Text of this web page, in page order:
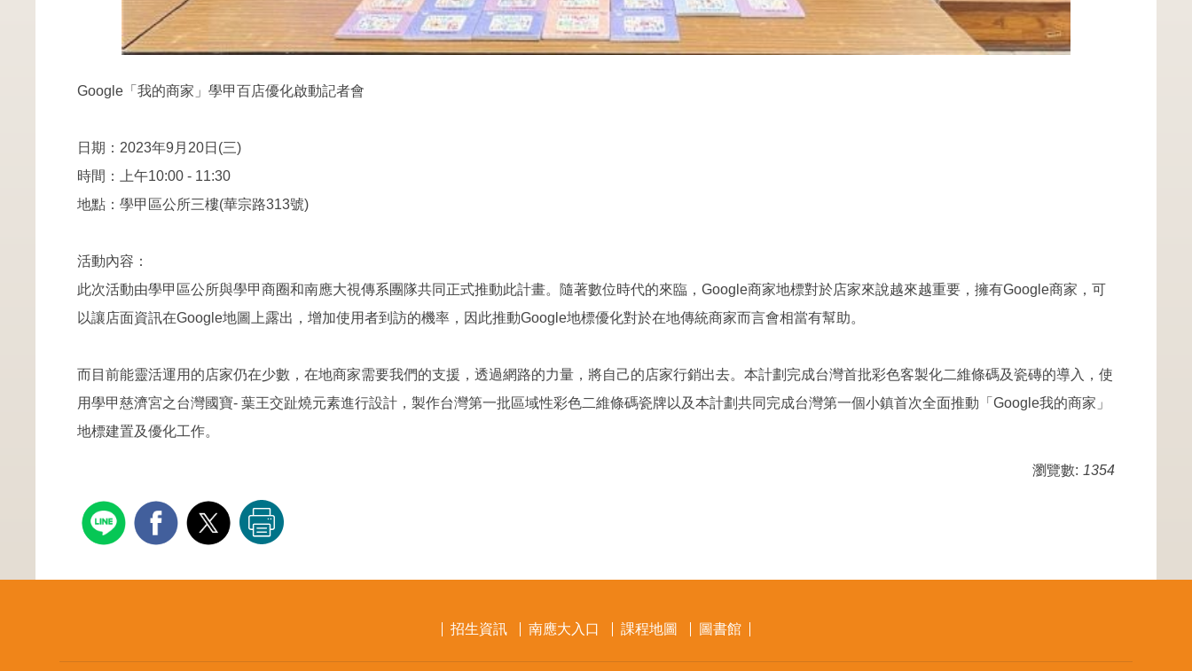
Google「我的商家」學甲百店優化啟動記者會
日期：2023年9月20日(三)
時間：上午10:00 - 11:30
地點：學甲區公所三樓(華宗路313號)
活動內容：
此次活動由學甲區公所與學甲商圈和南應大視傳系團隊共同正式推動此計畫。隨著數位時代的來臨，Google商家地標對於店家來說越來越重要，擁有Google商家，可
以讓店面資訊在Google地圖上露出，增加使用者到訪的機率，因此推動Google地標優化對於在地傳統商家而言會相當有幫助。
而目前能靈活運用的店家仍在少數，在地商家需要我們的支援，透過網路的力量，將自己的店家行銷出去。本計劃完成台灣首批彩色客製化二維條碼及瓷磚的導入，使
用學甲慈濟宮之台灣國寶- 葉王交趾燒元素進行設計，製作台灣第一批區域性彩色二維條碼瓷牌以及本計劃共同完成台灣第一個小鎮首次全面推動「Google我的商家」
地標建置及優化工作。
瀏覽數: 1354
招生資訊 南應大入口 課程地圖 圖書館